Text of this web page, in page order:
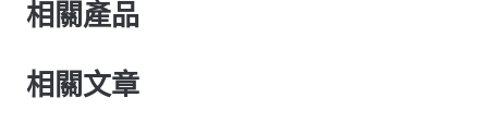
相關產品
相關文章